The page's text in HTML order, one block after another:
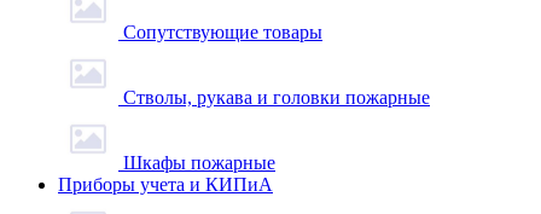
Сопутствующие товары
Стволы, рукава и головки пожарные
Шкафы пожарные
Приборы учета и КИПиА